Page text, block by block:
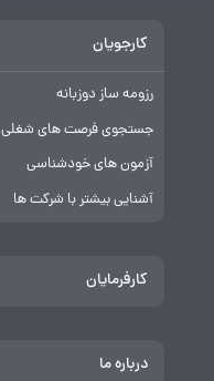
کارجویان
رزومه ساز دوزبانه
جستجوی فرصت های شغلی
آزمون های خودشناسی
آشنایی بیشتر با شرکت ها
کارفرمایان
درباره ما